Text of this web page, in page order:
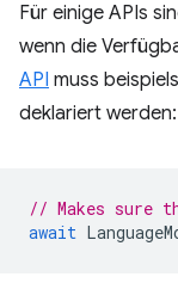
Für einige APIs
wenn die
API muss
deklariert werden:
// Makes sure
await